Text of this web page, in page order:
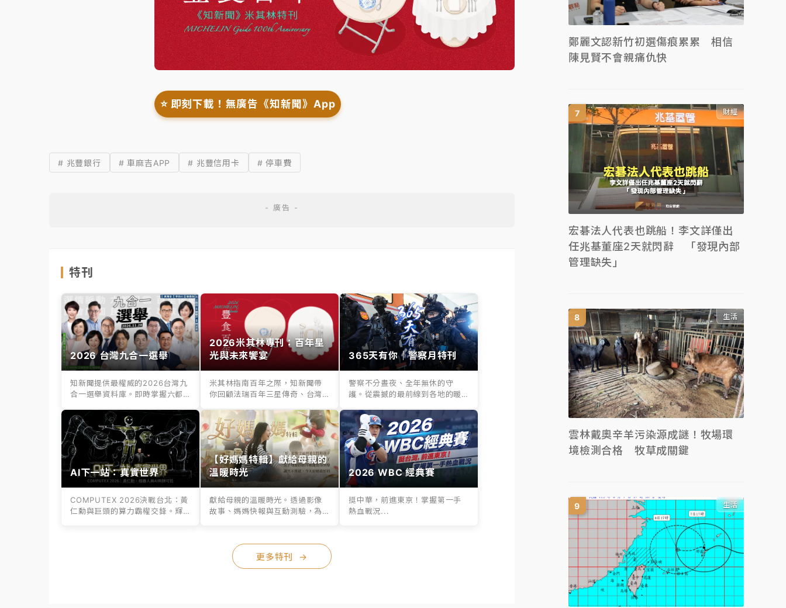
⭐️ 即刻下載！無廣告《知新聞》App
# 兆豐銀行 # 車麻吉APP # 兆豐信用卡 # 停車費
特刊
2026 台灣九合一選舉
知新聞提供最權威的2026台灣九
合一選舉資料庫。即時掌握六都
2026米其林專刊：百年星
光與未來饗宴
米其林指南百年之際，知新聞帶
你回顧法瑞百年三星傳奇、台灣
365天有你｜警察月特刊
警察不分晝夜、全年無休的守
護。從震撼的最前線到各地的暖
AI下一站：真實世界
COMPUTEX 2026決戰台北：黃
仁勳與巨頭的算力霸權交鋒。輝
【好媽媽特輯】獻給母親的
溫暖時光
獻給母親的溫暖時光。透過影像
故事、媽媽快報與互動測驗，為
2026 WBC 經典賽
挺中華，前進東京！掌握第一手
熱血戰況...
更多特刊 →
鄭麗文認新竹初選傷痕累累 相信
陳見賢不會親痛仇快
財經
宏碁法人代表也跳船！李文詳僅出
任兆基董座2天就閃辭 「發現內部
管理缺失」
生活
雲林戴奧辛羊污染源成謎！牧場環
境檢測合格 牧草成關鍵
生活